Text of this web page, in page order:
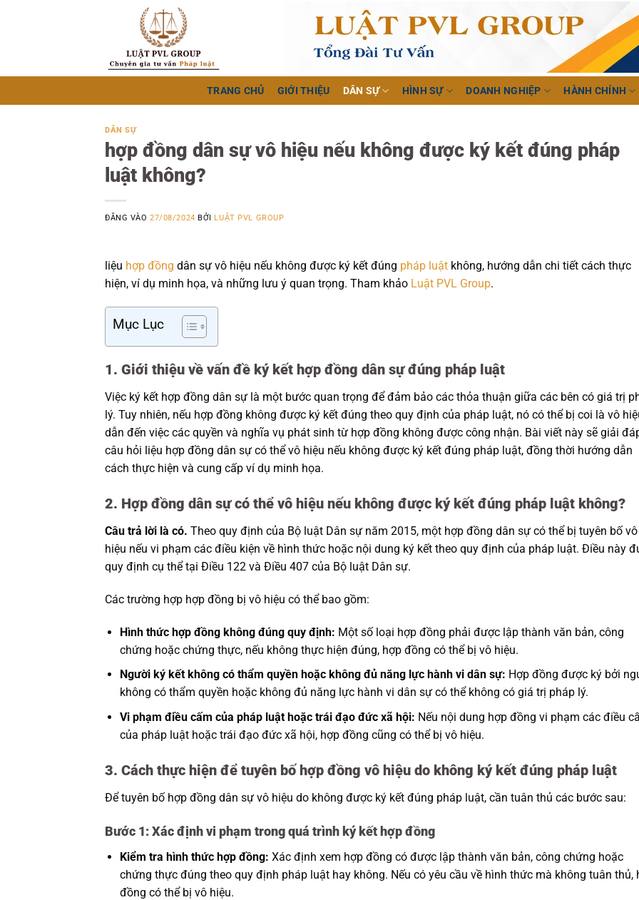
TRANG CHỦ GIỚI THIỆU DÂN SỰ HÌNH SỰ DOANH NGHIỆP HÀNH CHÍNH
DÂN SỰ
hợp đồng dân sự vô hiệu nếu không được ký kết đúng pháp
luật không?
ĐĂNG VÀO27/08/2024 BỞI LUẬT PVL GROUP
liệu hợp đồng dân sự vô hiệu nếu không được ký kết đúng pháp luật không, hướng dẫn chi tiết cách thực
hiện, ví dụ minh họa, và những lưu ý quan trọng. Tham khảo Luật PVL Group.
Mục Lục
1. Giới thiệu về vấn đề ký kết hợp đồng dân sự đúng pháp luật
Việc ký kết hợp đồng dân sự là một bước quan trọng để đảm bảo các thỏa thuận giữa các bên có giá trị
lý. Tuy nhiên, nếu hợp đồng không được ký kết đúng theo quy định của pháp luật, nó có thể bị coi là vô
dẫn đến việc các quyền và nghĩa vụ phát sinh từ hợp đồng không được công nhận. Bài viết này sẽ giải
câu hỏi liệu hợp đồng dân sự có thể vô hiệu nếu không được ký kết đúng pháp luật, đồng thời hướng dẫn
cách thực hiện và cung cấp ví dụ minh họa.
2. Hợp đồng dân sự có thể vô hiệu nếu không được ký kết đúng pháp luật không?
Câu trả lời là có. Theo quy định của Bộ luật Dân sự năm 2015, một hợp đồng dân sự có thể bị tuyên bố vô
hiệu nếu vi phạm các điều kiện về hình thức hoặc nội dung ký kết theo quy định của pháp luật. Điều này
quy định cụ thể tại Điều 122 và Điều 407 của Bộ luật Dân sự.
Các trường hợp hợp đồng bị vô hiệu có thể bao gồm:
Hình thức hợp đồng không đúng quy định: Một số loại hợp đồng phải được lập thành văn bản, công
chứng hoặc chứng thực, nếu không thực hiện đúng, hợp đồng có thể bị vô hiệu.
Người ký kết không có thẩm quyền hoặc không đủ năng lực hành vi dân sự: Hợp đồng được ký bởi
không có thẩm quyền hoặc không đủ năng lực hành vi dân sự có thể không có giá trị pháp lý.
Vi phạm điều cấm của pháp luật hoặc trái đạo đức xã hội: Nếu nội dung hợp đồng vi phạm các điều
của pháp luật hoặc trái đạo đức xã hội, hợp đồng cũng có thể bị vô hiệu.
3. Cách thực hiện để tuyên bố hợp đồng vô hiệu do không ký kết đúng pháp luật
Để tuyên bố hợp đồng dân sự vô hiệu do không được ký kết đúng pháp luật, cần tuân thủ các bước sau:
Bước 1: Xác định vi phạm trong quá trình ký kết hợp đồng
Kiểm tra hình thức hợp đồng: Xác định xem hợp đồng có được lập thành văn bản, công chứng hoặc
chứng thực đúng theo quy định pháp luật hay không. Nếu có yêu cầu về hình thức mà không tuân thủ,
đồng có thể bị vô hiệu.